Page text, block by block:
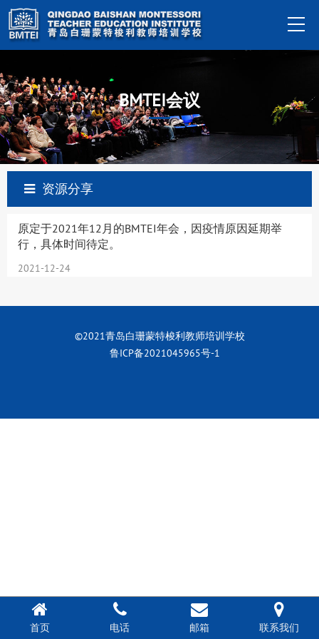
BMTEI会议
资源分享
原定于2021年12月的BMTEI年会，因疫情原因延期举
行，具体时间待定。
2021-12-24
©2021青岛白珊蒙特梭利教师培训学校
鲁ICP备2021045965号-1
首页 电话 邮箱 联系我们